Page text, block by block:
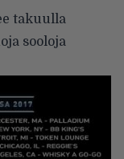
takuulla
sooloja